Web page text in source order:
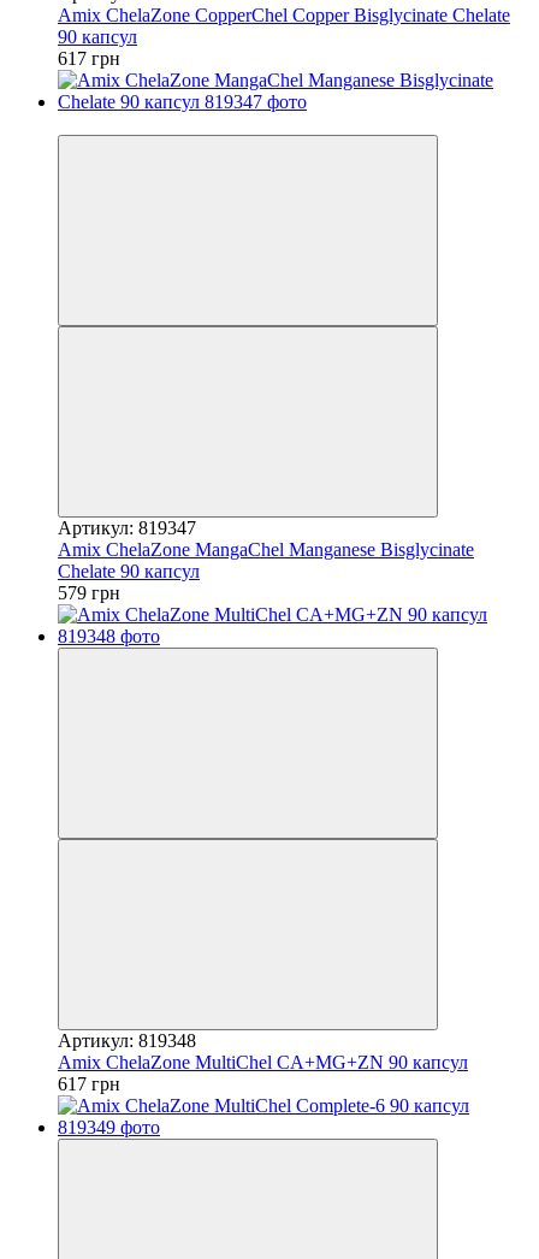
Amix ChelaZone CopperChel Copper Bisglycinate Chelate
90 капсул
617 грн
Артикул: 819347
Amix ChelaZone MangaChel Manganese Bisglycinate
Chelate 90 капсул
579 грн
Артикул: 819348
Amix ChelaZone MultiChel CA+MG+ZN 90 капсул
617 грн